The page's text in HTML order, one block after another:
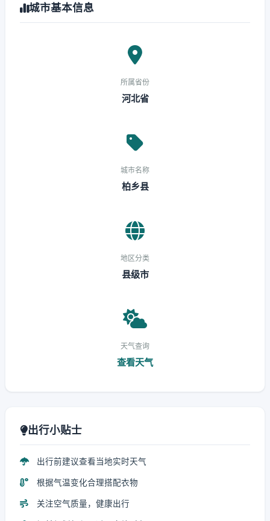
城市基本信息
所属省份
河北省
城市名称
柏乡县
地区分类
县级市
天气查询
查看天气
出行小贴士
出行前建议查看当地实时天气
根据气温变化合理搭配衣物
关注空气质量，健康出行